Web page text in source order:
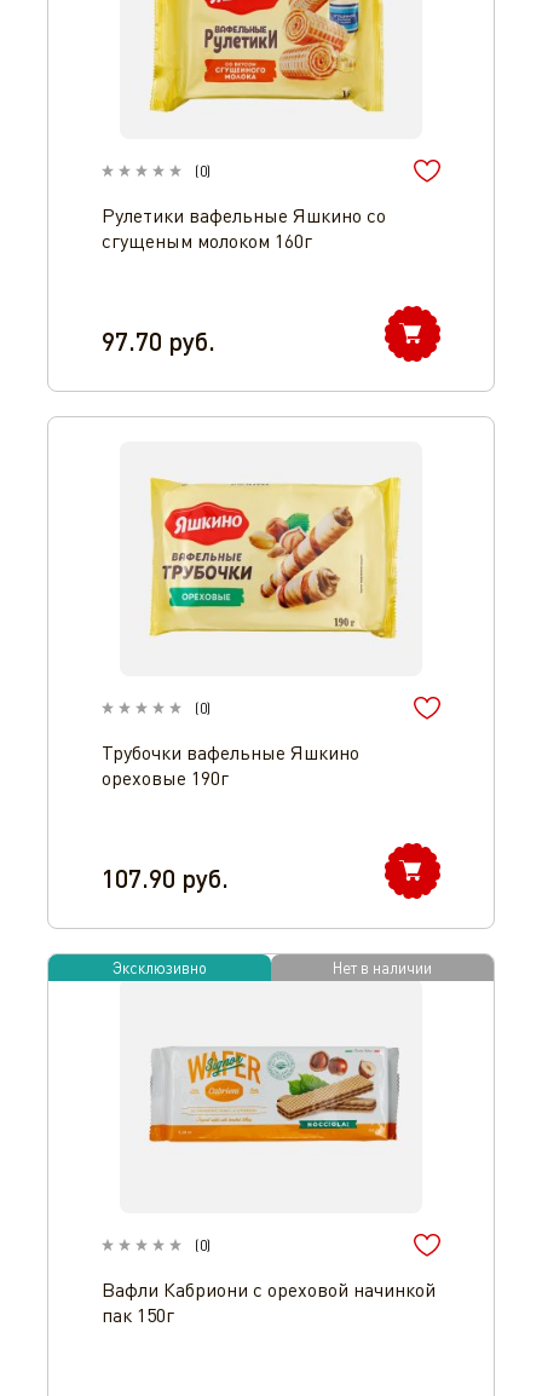
(0)
Рулетики вафельные Яшкино со
сгущеным молоком 160г
97.70 руб.
(0)
Трубочки вафельные Яшкино
ореховые 190г
107.90 руб.
Эксклюзивно Нет в наличии
(0)
Вафли Кабриони с ореховой начинкой
пак 150г